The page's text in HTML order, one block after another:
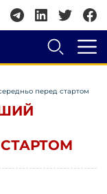
перед стартом